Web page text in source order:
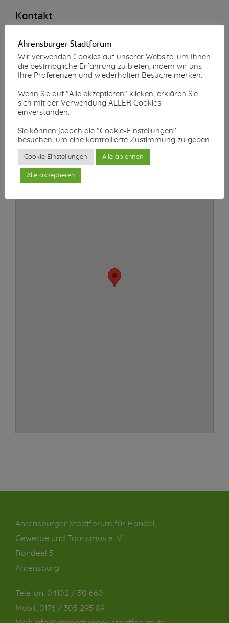
Kontakt
Manhagener Allee 7
Telefon: 04102 - 583 85
Telefax: 04102 - 576 55
info@brillenmode-jts.de
Ahrensburger Stadtforum für Handel,
Gewerbe und Tourismus e. V.
Rondeel 5
Ahrensburg
Telefon: 04102 / 50 660
Mobil: 0176 / 305 295 89
Ahrensburger Stadtforum
Wir verwenden Cookies auf unserer Website, um Ihnen
die bestmögliche Erfahrung zu bieten, indem wir uns
Ihre Präferenzen und wiederholten Besuche merken.
Wenn Sie auf "Alle akzeptieren" klicken, erklären Sie
sich mit der Verwendung ALLER Cookies
einverstanden.
Sie können jedoch die "Cookie-Einstellungen"
besuchen, um eine kontrollierte Zustimmung zu geben.
Cookie Einstellungen Alle ablehnen
Alle akzeptieren